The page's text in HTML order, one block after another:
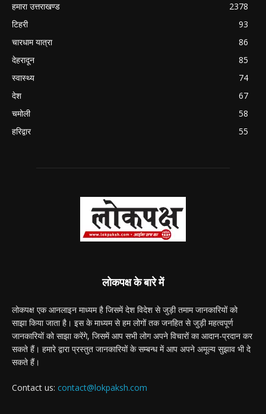
हमारा उत्तराखण्ड
2378
टिहरी
93
चारधाम यात्रा
86
देहरादून
85
स्वास्थ्य
74
देश
67
चमोली
58
हरिद्वार
55
लोकपक्ष के बारे में
लोकपक्ष एक आनलाइन माध्यम है जिसमें देश विदेश से जुड़ी तमाम जानकारियों को
साझा किया जाता है। इस के माध्यम से हम लोगों तक जनहित से जुड़ी महत्वपूर्ण
जानकारियों को साझा करेंगे, जिसमें आप सभी लोग अपने विचारों का आदान-प्रदान कर
सकते हैं। हमारे द्वारा प्रस्तुत जानकारियों के सम्बन्ध में आप अपने अमूल्य सुझाव भी दे
सकते हैं।
Contact us: contact@lokpaksh.com